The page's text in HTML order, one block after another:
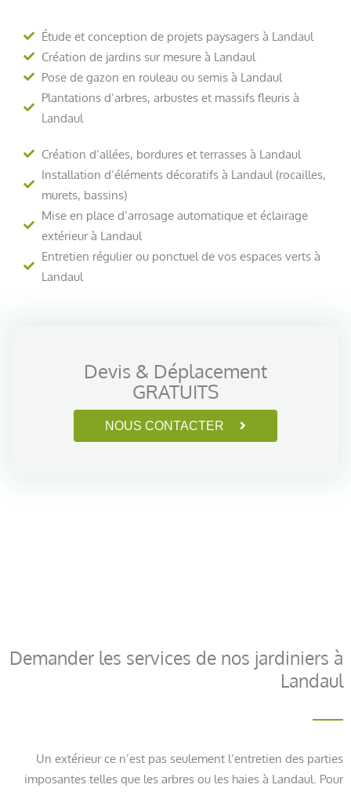
Étude et conception de projets paysagers à Landaul
Création de jardins sur mesure à Landaul
Pose de gazon en rouleau ou semis à Landaul
Plantations d’arbres, arbustes et massifs fleuris à
Landaul
Création d’allées, bordures et terrasses à Landaul
Installation d’éléments décoratifs à Landaul (rocailles,
murets, bassins)
Mise en place d’arrosage automatique et éclairage
extérieur à Landaul
Entretien régulier ou ponctuel de vos espaces verts à
Landaul
Devis & Déplacement
GRATUITS
NOUS CONTACTER
Demander les services de nos jardiniers à
Landaul
Un extérieur ce n’est pas seulement l’entretien des parties
imposantes telles que les arbres ou les haies à Landaul. Pour